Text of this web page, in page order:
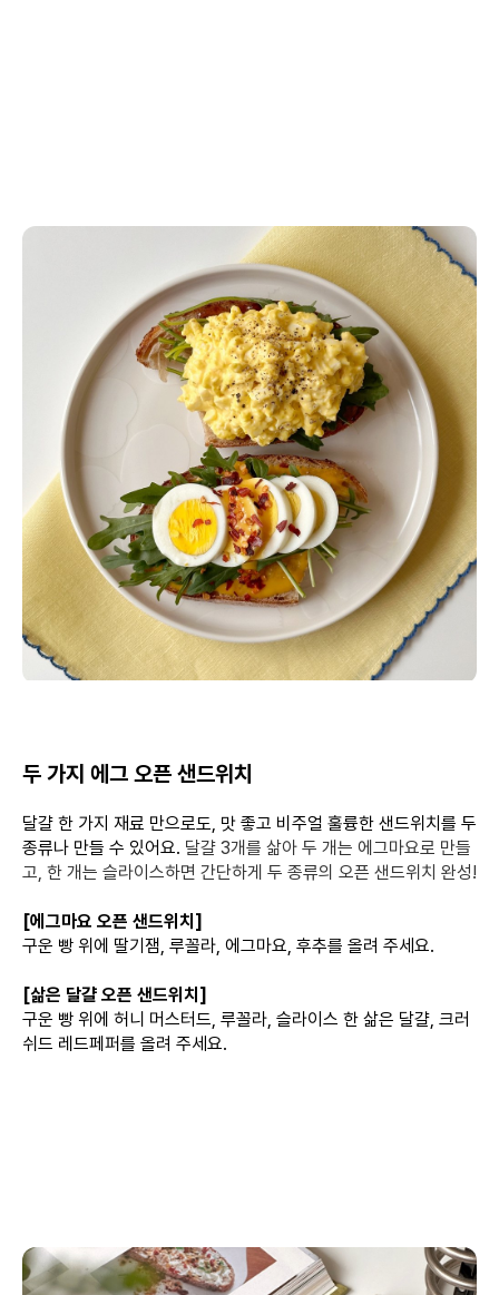
두 가지 에그 오픈 샌드위치
달걀 한 가지 재료 만으로도, 맛 좋고 비주얼 훌륭한 샌드위치를 두
종류나 만들 수 있어요. 달걀 3개를 삶아 두 개는 에그마요로 만들
고, 한 개는 슬라이스하면 간단하게 두 종류의 오픈 샌드위치 완성!
[에그마요 오픈 샌드위치]
구운 빵 위에 딸기잼, 루꼴라, 에그마요, 후추를 올려 주세요.
[삶은 달걀 오픈 샌드위치]
구운 빵 위에 허니 머스터드, 루꼴라, 슬라이스 한 삶은 달걀, 크러
쉬드 레드페퍼를 올려 주세요.